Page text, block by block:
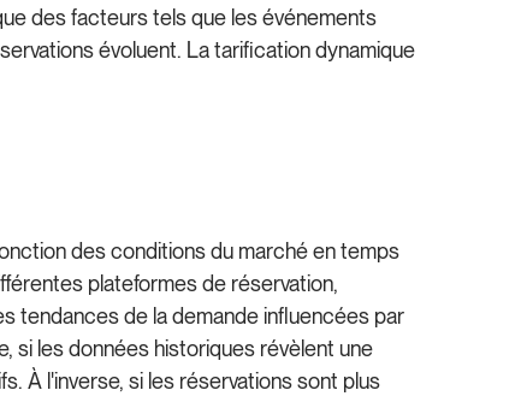
des facteurs tels que les événements
évoluent. La tarification dynamique
des conditions du marché en temps
plateformes de réservation,
tendances de la demande influencées par
si les données historiques révèlent une
À l'inverse, si les réservations sont plus